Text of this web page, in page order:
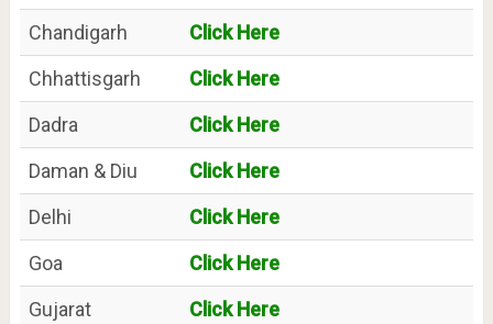
Chandigarh
Click Here
Chhattisgarh
Click Here
Dadra
Click Here
Daman & Diu
Click Here
Delhi
Click Here
Goa
Click Here
Gujarat
Click Here